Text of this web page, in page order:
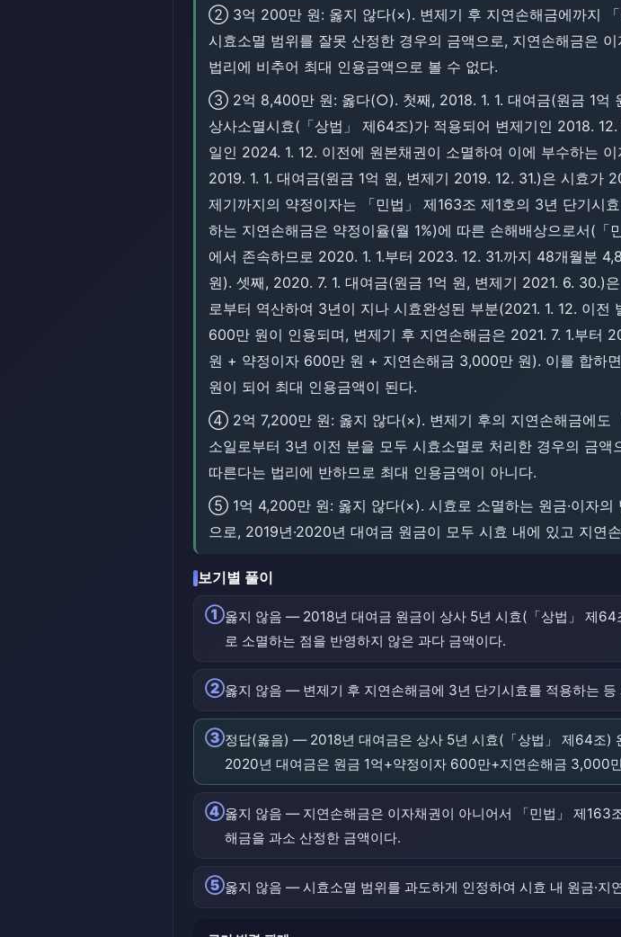
② 3억 200만 원: 옳지 않다(×). 변제기 후 지연손해금에까지
시효소멸 범위를 잘못 산정한 경우의 금액으로, 지연손해금은
법리에 비추어 최대 인용금액으로 볼 수 없다.
③ 2억 8,400만 원: 옳다(○). 첫째, 2018. 1. 1. 대여금(원금 1억
상사소멸시효(「상법」 제64조)가 적용되어 변제기인 2018.
일인 2024. 1. 12. 이전에 원본채권이 소멸하여 이에 부수하는
2019. 1. 1. 대여금(원금 1억 원, 변제기 2019. 12. 31.)은 시효가
제기까지의 약정이자는 「민법」 제163조 제1호의 3년 단기시
하는 지연손해금은 약정이율(월 1%)에 따른 손해배상으로서(
에서 존속하므로 2020. 1. 1.부터 2023. 12. 31.까지 48개월분
원). 셋째, 2020. 7. 1. 대여금(원금 1억 원, 변제기 2021. 6. 30.)
로부터 역산하여 3년이 지나 시효완성된 부분(2021. 1. 12. 이
600만 원이 인용되며, 변제기 후 지연손해금은 2021. 7. 1.부터
원 + 약정이자 600만 원 + 지연손해금 3,000만 원). 이를 합
원이 되어 최대 인용금액이 된다.
④ 2억 7,200만 원: 옳지 않다(×). 변제기 후의 지연손해금에도
소일로부터 3년 이전 분을 모두 시효소멸로 처리한 경우의 금
따른다는 법리에 반하므로 최대 인용금액이 아니다.
⑤ 1억 4,200만 원: 옳지 않다(×). 시효로 소멸하는 원금·이자의
으로, 2019년·2020년 대여금 원금이 모두 시효 내에 있고 지연
보기별 풀이
①옳지 않음 — 2018년 대여금 원금이 상사 5년 시효(「상법」 제
로 소멸하는 점을 반영하지 않은 과다 금액이다.
②옳지 않음 — 변제기 후 지연손해금에 3년 단기시효를 적용하는
③정답(옳음) — 2018년 대여금은 상사 5년 시효(「상법」 제64조)
2020년 대여금은 원금 1억+약정이자 600만+지연손해금 3,000
④옳지 않음 — 지연손해금은 이자채권이 아니어서 「민법」 제163
해금을 과소 산정한 금액이다.
⑤옳지 않음 — 시효소멸 범위를 과도하게 인정하여 시효 내 원금·지